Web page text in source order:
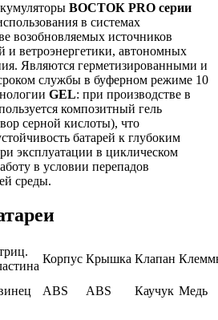
ВОСТОК PRO серии
в системах
возобновляемых источников
и ветроэнергетики, автономных
Являются герметизированными и
службы в буферном режиме 10
GEL: при производстве в
композитный гель
серной кислоты), что
батарей к глубоким
эксплуатации в циклическом
в условии перепадов
среды.
Корпус Крышка Клапан
ABS ABS Каучук Медь